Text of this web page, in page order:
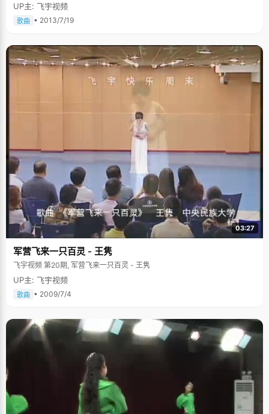
UP主: 飞宇视频
歌曲 • 2013/7/19
03:27
军营飞来一只百灵 - 王隽
飞宇视频 第20期, 军营飞来一只百灵 - 王隽
UP主: 飞宇视频
歌曲 • 2009/7/4